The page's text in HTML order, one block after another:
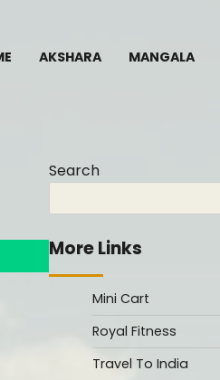
AKSHARA MANGALA
Search
More Links
Mini Cart
Royal Fitness
Travel To India